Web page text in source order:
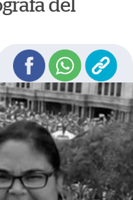
del